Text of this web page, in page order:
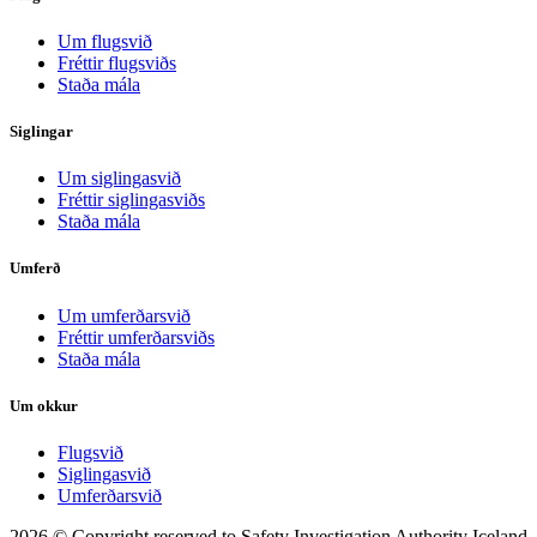
Um flugsvið
Fréttir flugsviðs
Staða mála
Siglingar
Um siglingasvið
Fréttir siglingasviðs
Staða mála
Umferð
Um umferðarsvið
Fréttir umferðarsviðs
Staða mála
Um okkur
Flugsvið
Siglingasvið
Umferðarsvið